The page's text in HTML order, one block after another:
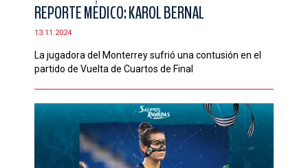
REPORTE MÉDICO: KAROL BERNAL
13.11.2024
La jugadora del Monterrey sufrió una contusión en el
partido de Vuelta de Cuartos de Final